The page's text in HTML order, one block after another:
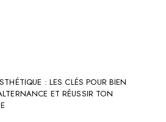
: LES CLÉS POUR BIEN
ET RÉUSSIR TON